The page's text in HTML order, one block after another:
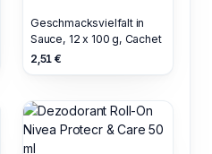
Geschmacksvielfalt in
Sauce, 12 x 100 g, Cachet
2,51 €